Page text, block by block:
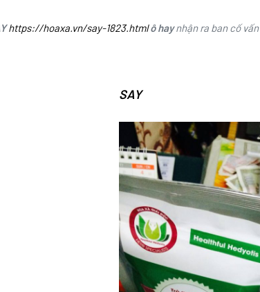
https://hoaxa.vn/say-1823.html ô haynhận ra ban cố vấn
SAY